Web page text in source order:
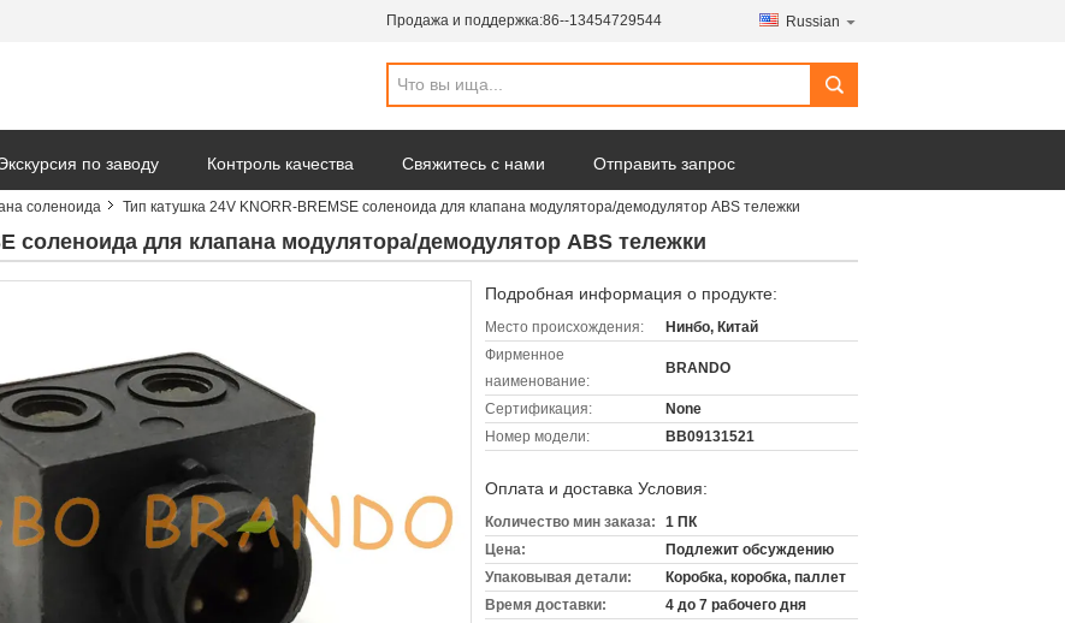
Продажа и поддержка:86--13454729544 Russian
по заводу Контроль качества Свяжитесь с нами Отправить запрос
соленоида Тип катушка 24V KNORR-BREMSE соленоида для клапана модулятора/демодулятор ABS тележки
соленоида для клапана модулятора/демодулятор ABS тележки
Подробная информация о продукте:
Место происхождения:
Нинбо, Китай
Фирменное
наименование:
BRANDO
Сертификация:
None
Номер модели:
BB09131521
Оплата и доставка Условия:
Количество мин заказа:
1 ПК
Цена:
Подлежит обсуждению
Упаковывая детали:
Коробка, коробка, паллет
Время доставки:
4 до 7 рабочего дня